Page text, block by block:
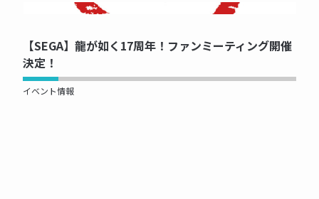
【SEGA】龍が如く17周年！ファンミーティング開催
決定！
イベント情報